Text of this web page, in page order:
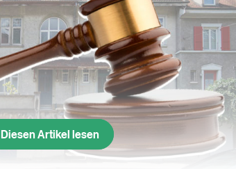
Diesen Artikel lesen